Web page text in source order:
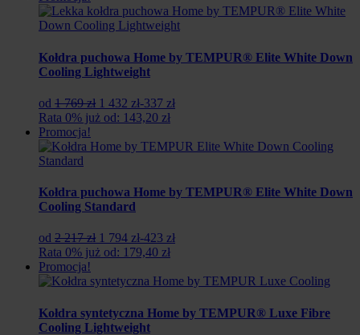
Kołdra puchowa Home by TEMPUR® Elite White Down
Cooling Lightweight
od 1 769 zł Pierwotna
cena
1
1 432 złAktualna
cena
1
-337 zł
Rata 0% już od: 143,20 zł
Promocja!
Kołdra puchowa Home by TEMPUR® Elite White Down
Cooling Standard
od 2 217 zł Pierwotna
cena
2
zł.
1 794 złAktualna
cena
1
zł.
-423 zł
Rata 0% już od: 179,40 zł
Promocja!
Kołdra syntetyczna Home by TEMPUR® Luxe Fibre
Cooling Lightweight